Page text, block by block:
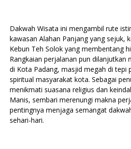
Dakwah Wisata ini mengambil rute
kawasan Alahan Panjang yang sejuk,
Kebun Teh Solok yang membentang
Rangkaian perjalanan pun dilanjutkan
di Kota Padang, masjid megah di tepi
spiritual masyarakat kota. Sebagai
menikmati suasana religius dan
Manis, sembari merenungi makna
pentingnya menjaga semangat
sehari-hari.